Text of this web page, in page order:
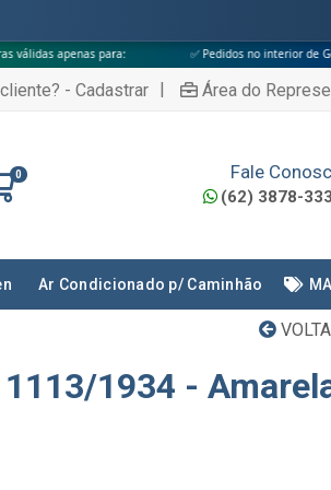
✅ Pedidos no interior de Goiás ✅
- Cadastrar | Área do
0 Fale
(62) 3878-
Ar Condicionado p/ Caminhão
1934 -